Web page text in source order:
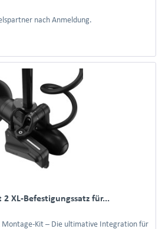
nach Anmeldung.
XL-Befestigungssatz für...
Montage-Kit – Die ultimative Integration für